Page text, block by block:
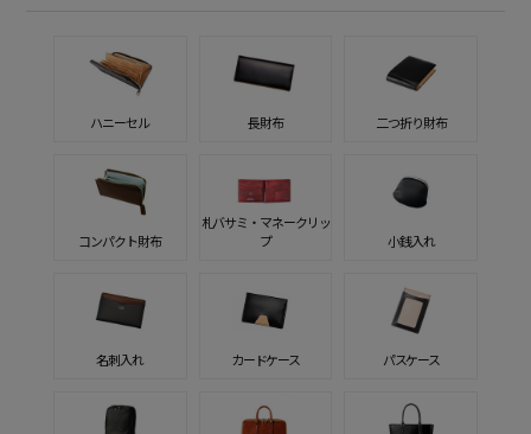
ハニーセル 長財布 二つ折り財布
コンパクト財布
札バサミ・マネークリッ
プ
小銭入れ
名刺入れ カードケース パスケース